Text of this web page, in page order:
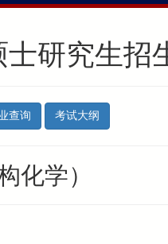
研究生招
查询 考试大纲
化学）